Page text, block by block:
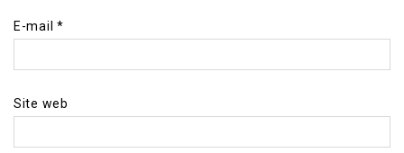
E-mail *
Site web